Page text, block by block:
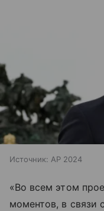
Источник: AP 2024
«Во всем этом
моментов, в связи